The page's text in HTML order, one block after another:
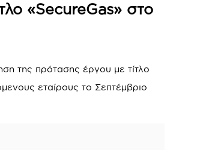
«SecureGas» στο
της πρότασης έργου με τίτλο
εταίρους το Σεπτέμβριο